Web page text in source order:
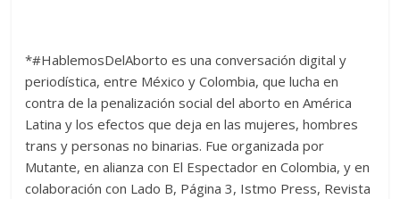
*#HablemosDelAborto es una conversación digital y
periodística, entre México y Colombia, que lucha en
contra de la penalización social del aborto en América
Latina y los efectos que deja en las mujeres, hombres
trans y personas no binarias. Fue organizada por
Mutante, en alianza con El Espectador en Colombia, y en
colaboración con Lado B, Página 3, Istmo Press, Revista